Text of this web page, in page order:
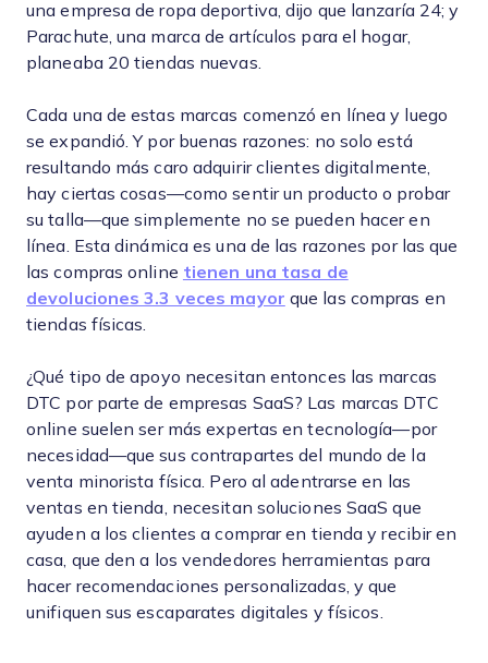
una empresa de ropa deportiva, dijo que lanzaría 24; y
Parachute, una marca de artículos para el hogar,
planeaba 20 tiendas nuevas.
Cada una de estas marcas comenzó en línea y luego
se expandió. Y por buenas razones: no solo está
resultando más caro adquirir clientes digitalmente,
hay ciertas cosas—como sentir un producto o probar
su talla—que simplemente no se pueden hacer en
línea. Esta dinámica es una de las razones por las que
las compras online tienen una tasa de
devoluciones 3.3 veces mayor que las compras en
tiendas físicas.
¿Qué tipo de apoyo necesitan entonces las marcas
DTC por parte de empresas SaaS? Las marcas DTC
online suelen ser más expertas en tecnología—por
necesidad—que sus contrapartes del mundo de la
venta minorista física. Pero al adentrarse en las
ventas en tienda, necesitan soluciones SaaS que
ayuden a los clientes a comprar en tienda y recibir en
casa, que den a los vendedores herramientas para
hacer recomendaciones personalizadas, y que
unifiquen sus escaparates digitales y físicos.